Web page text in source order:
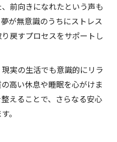
前向きになれたという声も
が無意識のうちにストレス
戻すプロセスをサポートし
実の生活でも意識的にリラ
高い休息や睡眠を心がけま
えることで、さらなる安心
。